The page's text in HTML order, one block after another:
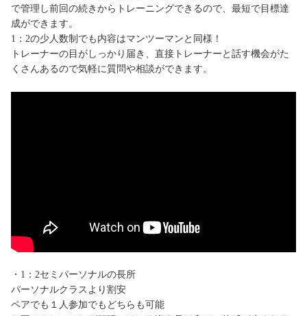
で管理し前回の続きからトレーニングできるので、最短で目標達
成ができます。
1：2の少人数制でも内容はマンツーマンと同様！
トレーナーの目がしっかり届き、直接トレーナーと話す機会がた
くさんあるので気軽に質問や相談ができます。
・1：2セミパーソナルの長所
パーソナルクラスより割安
ペアでも１人参加でもどちらも可能